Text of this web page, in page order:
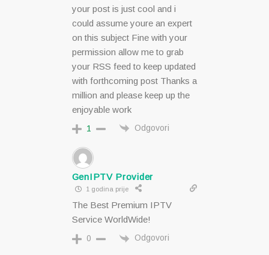
your post is just cool and i
could assume youre an expert
on this subject Fine with your
permission allow me to grab
your RSS feed to keep updated
with forthcoming post Thanks a
million and please keep up the
enjoyable work
1 Odgovori
GenIPTV Provider
1 godina prije
The Best Premium IPTV
Service WorldWide!
0 Odgovori